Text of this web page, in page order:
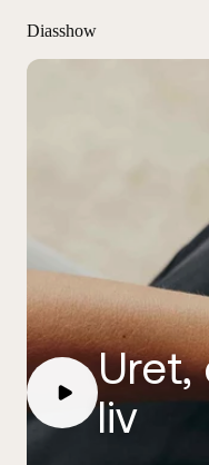
Diasshow
Uret,
liv